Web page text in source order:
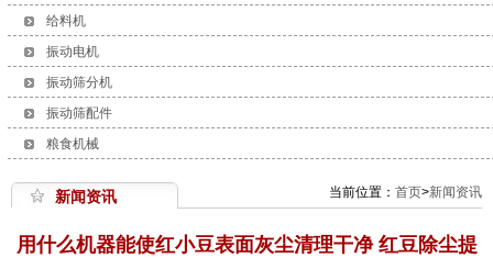
给料机
振动电机
振动筛分机
振动筛配件
粮食机械
新闻资讯 当前位置： 首页>新闻资讯
用什么机器能使红小豆表面灰尘清理干净 红豆除尘提